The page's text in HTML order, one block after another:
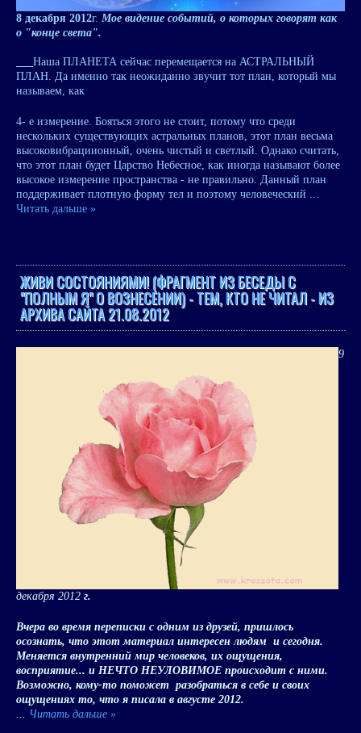
8 декабря 2012г. Мое видение событий, о которых говорят как
о "конце света".
Наша ПЛАНЕТА сейчас перемещается на АСТРАЛЬНЫЙ
ПЛАН. Да именно так неожиданно звучит тот план, который мы
называем, как
4- е измерение. Бояться этого не стоит, потому что среди
нескольких существующих астральных планов, этот план весьма
высоковибрациионный, очень чистый и светлый. Однако считать,
что этот план будет Царство Небесное, как иногда называют более
высокое измерение пространства - не правильно. Данный план
поддерживает плотную форму тел и поэтому человеческий ...
Читать дальше »
ЖИВИ СОСТОЯНИЯМИ! (ФРАГМЕНТ ИЗ БЕСЕДЫ С
"ПОЛНЫМ Я" О ВОЗНЕСЕНИИ) - ТЕМ, КТО НЕ ЧИТАЛ - ИЗ
АРХИВА САЙТА 21.08.2012
9
декабря 2012 г.
Вчера во время переписки с одним из друзей, пришлось
осознать, что этот материал интересен людям и сегодня.
Меняется внутренний мир человеков, их ощущения,
восприятие... и НЕЧТО НЕУЛОВИМОЕ происходит с ними.
Возможно, кому-то поможет разобраться в себе и своих
ощущениях то, что я писала в августе 2012.
... Читать дальше »